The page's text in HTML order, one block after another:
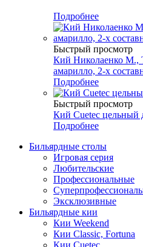
Подробнее
Быстрый просмотр
Кий Николаенко М.,
амарилло, 2-х
Подробнее
Быстрый просмотр
Кий Cuetec цельный
Подробнее
Бильярдные столы
Игровая серия
Любительские
Профессиональные
Эксклюзивные
Бильярдные кии
Кии Weekend
Кии Classic, Fortuna
Кии Cuetec